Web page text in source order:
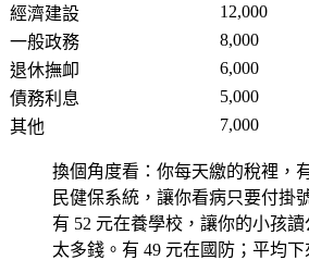
經濟建設
12,000
一般政務
8,000
退休撫卹
6,000
債務利息
5,000
其他
7,000
換個角度看：你每天繳的稅裡，
民健保系統，讓你看病只要付掛
有 52 元在養學校，讓你的小孩
太多錢。有 49 元在國防；平均